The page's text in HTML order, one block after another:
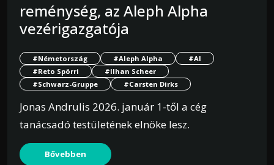
reménység, az Aleph Alpha
vezérigazgatója
#Németország #Aleph Alpha
#AI
#Reto Spörri
#Ilhan Scheer
#Schwarz-Gruppe
#Carsten Dirks
Jonas Andrulis 2026. január 1-től a cég
tanácsadó testületének elnöke lesz.
Bővebben